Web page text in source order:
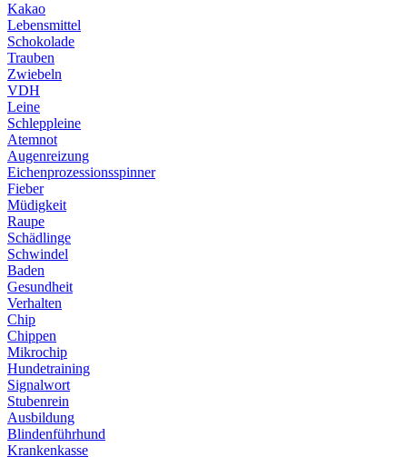
Kakao
Lebensmittel
Schokolade
Trauben
Zwiebeln
VDH
Leine
Schleppleine
Atemnot
Augenreizung
Eichenprozessionsspinner
Fieber
Müdigkeit
Raupe
Schädlinge
Schwindel
Baden
Gesundheit
Verhalten
Chip
Chippen
Mikrochip
Hundetraining
Signalwort
Stubenrein
Ausbildung
Blindenführhund
Krankenkasse